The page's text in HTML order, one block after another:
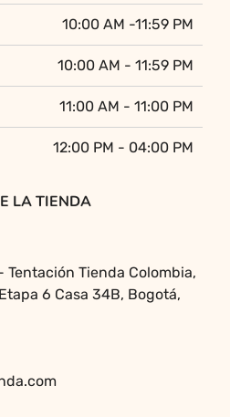
10:00 AM -11:59 PM
10:00 AM - 11:59 PM
11:00 AM - 11:00 PM
12:00 PM - 04:00 PM
LA TIENDA
Tentación Tienda Colombia,
6 Casa 34B, Bogotá,